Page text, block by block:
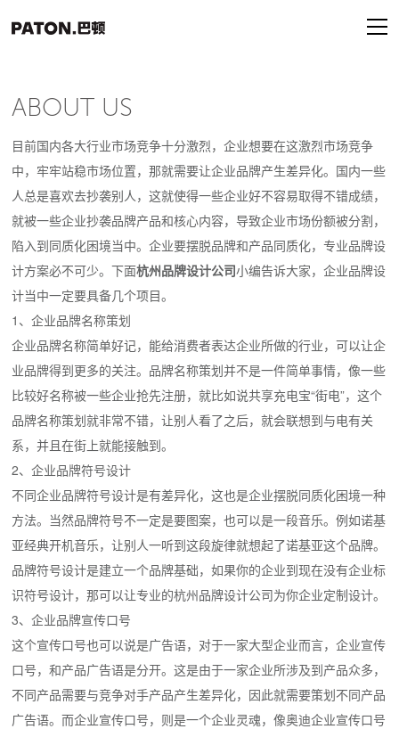
ABOUT US
目前国内各大行业市场竞争十分激烈，企业想要在这激烈市场竞争
中，牢牢站稳市场位置，那就需要让企业品牌产生差异化。国内一些
人总是喜欢去抄袭别人，这就使得一些企业好不容易取得不错成绩，
就被一些企业抄袭品牌产品和核心内容，导致企业市场份额被分割，
陷入到同质化困境当中。企业要摆脱品牌和产品同质化，专业品牌设
计方案必不可少。下面杭州品牌设计公司小编告诉大家，企业品牌设
计当中一定要具备几个项目。
1、企业品牌名称策划
企业品牌名称简单好记，能给消费者表达企业所做的行业，可以让企
业品牌得到更多的关注。品牌名称策划并不是一件简单事情，像一些
比较好名称被一些企业抢先注册，就比如说共享充电宝“街电”，这个
品牌名称策划就非常不错，让别人看了之后，就会联想到与电有关
系，并且在街上就能接触到。
2、企业品牌符号设计
不同企业品牌符号设计是有差异化，这也是企业摆脱同质化困境一种
方法。当然品牌符号不一定是要图案，也可以是一段音乐。例如诺基
亚经典开机音乐，让别人一听到这段旋律就想起了诺基亚这个品牌。
品牌符号设计是建立一个品牌基础，如果你的企业到现在没有企业标
识符号设计，那可以让专业的杭州品牌设计公司为你企业定制设计。
3、企业品牌宣传口号
这个宣传口号也可以说是广告语，对于一家大型企业而言，企业宣传
口号，和产品广告语是分开。这是由于一家企业所涉及到产品众多，
不同产品需要与竞争对手产品产生差异化，因此就需要策划不同产品
广告语。而企业宣传口号，则是一个企业灵魂，像奥迪企业宣传口号